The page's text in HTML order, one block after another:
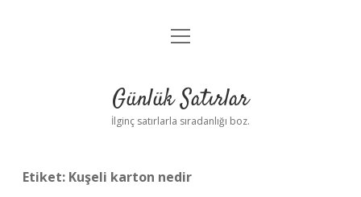
Anasayfa
Yasal Uyarı
menüyü
Günlük Satırlar
İlginç satırlarla sıradanlığı boz.
Etiket: Kuşeli karton nedir